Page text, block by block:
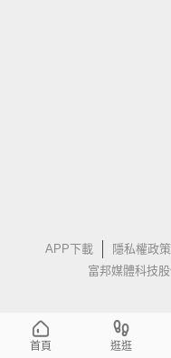
APP下載 隱私權政策
富邦媒體科技
首頁 逛逛